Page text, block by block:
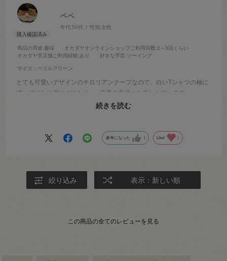
ペペ
年代:50代 性別:女性
商品の用途:趣味 オカダヤオンラインショップご利用回数:2～3回くらい
オカダヤ実店舗ご利用経験:あり 好きな手芸:ソーイング
サイズ：ベリルグリーン
とても可愛いデザインのチロリアンテープなので、白いTシャツの袖に
縫い付けたり裾につけたり...。真夏の手縫いを楽しんでいます。
手縫いで付けますが、針と糸がスッと通りストレスなく縫えます。も
続きを読む
参考になった 1 Like! 1
絞り込み 表示：新しい順
この商品の全てのレビューを見る